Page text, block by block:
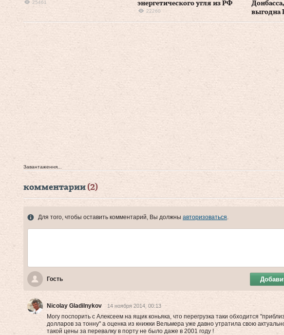
25461
энергетического угля из РФ
22260
выгодна
Завантаження...
комментарии (2)
Для того, чтобы оставить комментарий, Вы должны авторизоваться.
Гость
Nicolay Gladilnykov 14 ноября 2014, 00:13
Могу поспорить с Алексеем на ящик коньяка, что перегрузка таки обходится
долларов за тонну" а оценка из книжки Вельмера уже давно утратила свою
такой цены за перевалку в порту не было даже в 2001 году !